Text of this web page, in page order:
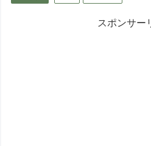
スポンサー